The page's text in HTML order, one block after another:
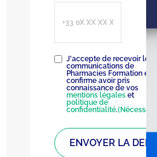
RGPD(Nécessaire)
J'accepte de recevoir les
communications de
Pharmacies Formation et
confirme avoir pris
connaissance de vos
mentions légales et
politique de
confidentialité.(Nécessaire)